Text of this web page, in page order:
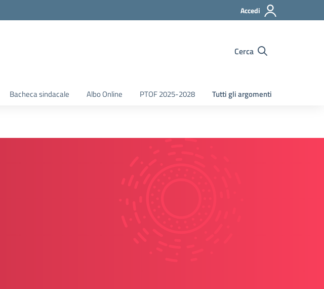
Accedi
Cerca
Bacheca sindacale Albo Online PTOF 2025-2028 Tutti gli argomenti